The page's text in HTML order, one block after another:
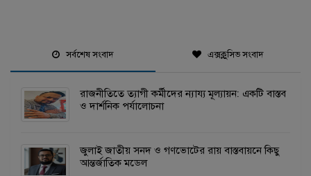
সর্বশেষ সংবাদ এক্সক্লুসিভ সংবাদ
রাজনীতিতে ত্যাগী কর্মীদের ন্যায্য মূল্যায়ন: একটি বাস্তব
ও দার্শনিক পর্যালোচনা
জুলাই জাতীয় সনদ ও গণভোটের রায় বাস্তবায়নে কিছু
আন্তর্জাতিক মডেল